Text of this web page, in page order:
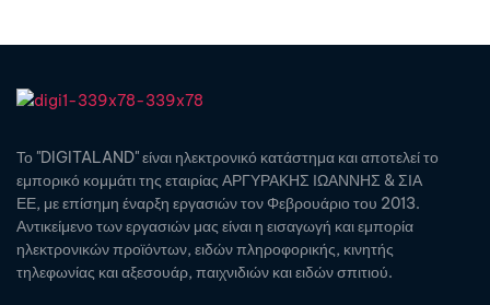
Το "DIGITALAND" είναι ηλεκτρονικό κατάστημα και αποτελεί το
εμπορικό κομμάτι της εταιρίας ΑΡΓΥΡΑΚΗΣ ΙΩΑΝΝΗΣ & ΣΙΑ
ΕΕ, με επίσημη έναρξη εργασιών τον Φεβρουάριο του 2013.
Αντικείμενο των εργασιών μας είναι η εισαγωγή και εμπορία
ηλεκτρονικών προϊόντων, ειδών πληροφορικής, κινητής
τηλεφωνίας και αξεσουάρ, παιχνιδιών και ειδών σπιτιού.